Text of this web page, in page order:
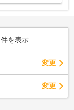
件を表示
変更
変更